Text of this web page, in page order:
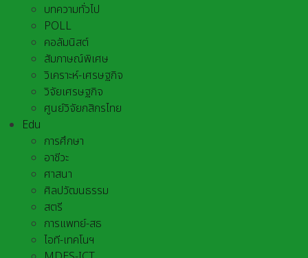
บทความทั่วไป
POLL
คอลัมนิสต์
สัมภาษณ์พิเศษ
วิเคราะห์-เศรษฐกิจ
วิจัยเศรษฐกิจ
ศูนย์วิจัยกสิกรไทย
Edu
การศึกษา
อาชีวะ
ศาสนา
ศิลปวัฒนธรรม
สตรี
การแพทย์-สธ
ไอที-เทคโนฯ